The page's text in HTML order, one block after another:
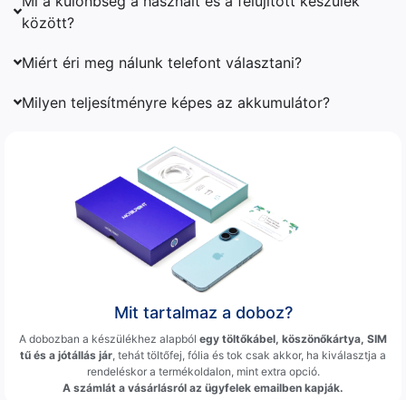
között?
Miért éri meg nálunk telefont választani?
Milyen teljesítményre képes az akkumulátor?
Mit tartalmaz a doboz?
A dobozban a készülékhez alapból egy töltőkábel, köszönőkártya, SIM
tű és a jótállás jár , tehát töltőfej, fólia és tok csak akkor, ha kiválasztja a
rendeléskor a termékoldalon, mint extra opció.
A számlát a vásárlásról az ügyfelek emailben kapják.